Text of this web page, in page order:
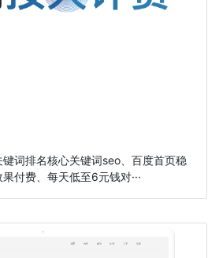
词排名核心关键词seo、百度首页稳
付费、每天低至6元钱对···